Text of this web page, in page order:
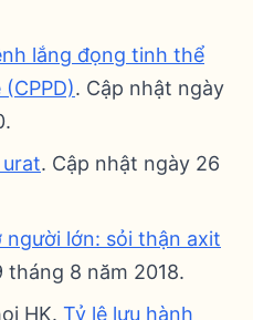
lắng đọng tinh thể
. Cập nhật ngày
. Cập nhật ngày 26
người lớn: sỏi thận axit
tháng 8 năm 2018.
HK. Tỷ lệ lưu hành